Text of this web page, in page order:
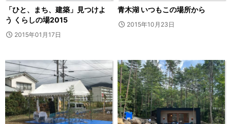
「ひと、まち、建築」見つけよ
う くらしの場2015
2015年01月17日
青木湖 いつもこの場所から
2015年10月23日